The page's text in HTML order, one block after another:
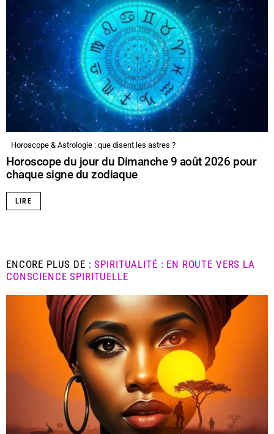
Horoscope & Astrologie : que disent les astres ?
Horoscope du jour du Dimanche 9 août 2026 pour
chaque signe du zodiaque
LIRE
ENCORE PLUS DE :SPIRITUALITÉ : EN ROUTE VERS LA
CONSCIENCE SPIRITUELLE